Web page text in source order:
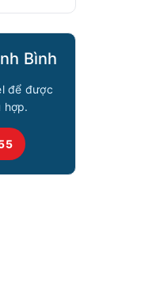
Bình
để được
hợp.